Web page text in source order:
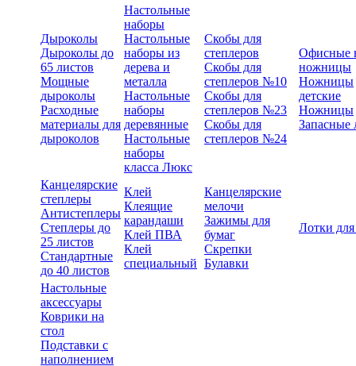
Дыроколы
Дыроколы до
65 листов
Мощные
дыроколы
Расходные
материалы для
дыроколов
Настольные
наборы
Настольные
наборы из
дерева и
металла
Настольные
наборы
деревянные
Настольные
наборы
класса Люкс
Скобы для
степлеров
Скобы для
степлеров №10
Скобы для
степлеров №23
Скобы для
степлеров №24
Офисные
ножницы
Ножницы
детские
Ножницы
Запасные
Канцелярские
степлеры
Антистеплеры
Степлеры до
25 листов
Стандартные
до 40 листов
Клей
Клеящие
карандаши
Клей ПВА
Клей
специальный
Канцелярские
мелочи
Зажимы для
бумаг
Скрепки
Булавки
Лотки
Настольные
аксессуары
Коврики на
стол
Подставки с
наполнением